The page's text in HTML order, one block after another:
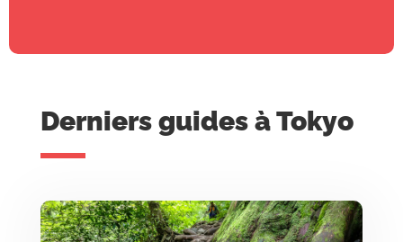
Derniers guides à Tokyo